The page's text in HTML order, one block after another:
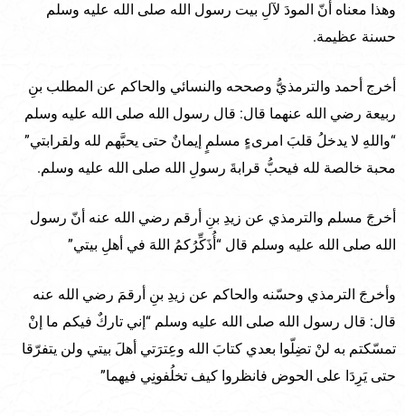
وهذا معناه أنّ المودَ لآلِ بيت رسول الله صلى الله عليه وسلم
حسنة عظيمة.
أخرج أحمد والترمذيُّ وصححه والنسائي والحاكم عن المطلب بنِ
ربيعة رضي الله عنهما قال: قال رسول الله صلى الله عليه وسلم
“واللهِ لا يدخلُ قلبَ امرىءٍ مسلمٍ إيمانٌ حتى يحبَّهم لله ولقرابتي”
محبة خالصة لله فيحبُّ قرابةَ رسولِ الله صلى الله عليه وسلم.
أخرجَ مسلم والترمذي عن زيدِ بنِ أرقم رضي الله عنه أنّ رسول
الله صلى الله عليه وسلم قال “أُذَكِّرُكمُ اللهَ في أهلِ بيتي”
وأخرجَ الترمذي وحسّنه والحاكم عن زيدِ بنِ أرقمَ رضي الله عنه
قال: قال رسول الله صلى الله عليه وسلم “إني تاركٌ فيكم ما إنْ
تمسّكتم به لنْ تضِلّوا بعدي كتابَ الله وعِترَتي أهلَ بيتي ولن يتفرّقا
حتى يَرِدَا على الحوض فانظروا كيف تخلُفونِي فيهما”